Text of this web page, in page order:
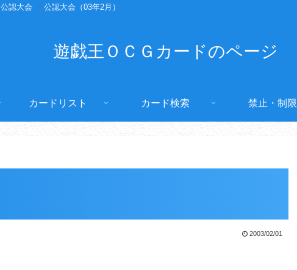
公認大会 公認大会（03年2月）
遊戯王ＯＣＧカードのページ
カードリスト カード検索 禁止・制限
2003/02/01